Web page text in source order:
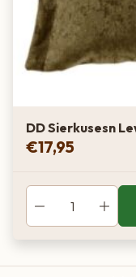
DD Sierkusesn
€17,95